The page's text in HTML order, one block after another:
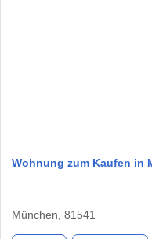
Wohnung zum Kaufen in
München, 81541